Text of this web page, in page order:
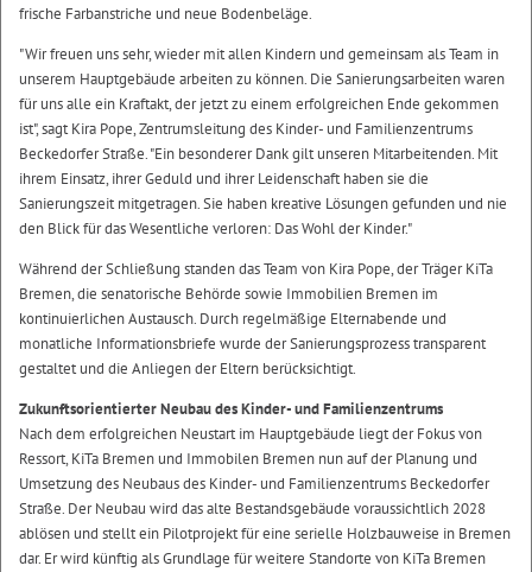
frische Farbanstriche und neue Bodenbeläge.
"Wir freuen uns sehr, wieder mit allen Kindern und gemeinsam als Team in
unserem Hauptgebäude arbeiten zu können. Die Sanierungsarbeiten waren
für uns alle ein Kraftakt, der jetzt zu einem erfolgreichen Ende gekommen
ist", sagt Kira Pope, Zentrumsleitung des Kinder- und Familienzentrums
Beckedorfer Straße. "Ein besonderer Dank gilt unseren Mitarbeitenden. Mit
ihrem Einsatz, ihrer Geduld und ihrer Leidenschaft haben sie die
Sanierungszeit mitgetragen. Sie haben kreative Lösungen gefunden und nie
den Blick für das Wesentliche verloren: Das Wohl der Kinder."
Während der Schließung standen das Team von Kira Pope, der Träger KiTa
Bremen, die senatorische Behörde sowie Immobilien Bremen im
kontinuierlichen Austausch. Durch regelmäßige Elternabende und
monatliche Informationsbriefe wurde der Sanierungsprozess transparent
gestaltet und die Anliegen der Eltern berücksichtigt.
Zukunftsorientierter Neubau des Kinder- und Familienzentrums
Nach dem erfolgreichen Neustart im Hauptgebäude liegt der Fokus von
Ressort, KiTa Bremen und Immobilen Bremen nun auf der Planung und
Umsetzung des Neubaus des Kinder- und Familienzentrums Beckedorfer
Straße. Der Neubau wird das alte Bestandsgebäude voraussichtlich 2028
ablösen und stellt ein Pilotprojekt für eine serielle Holzbauweise in Bremen
dar. Er wird künftig als Grundlage für weitere Standorte von KiTa Bremen